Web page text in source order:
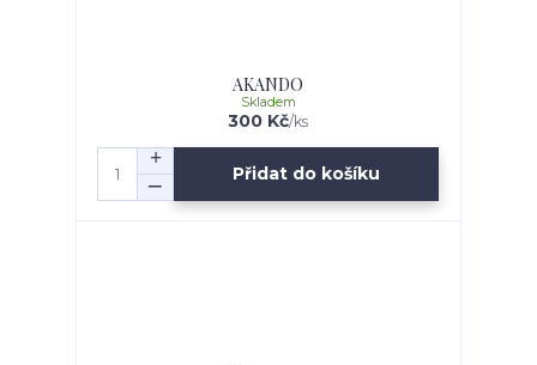
AKANDO
300 Kč/ks
Skladem
Přidat do košíku